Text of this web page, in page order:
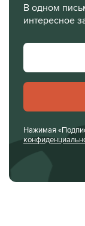
В одном
интересное
Нажимая